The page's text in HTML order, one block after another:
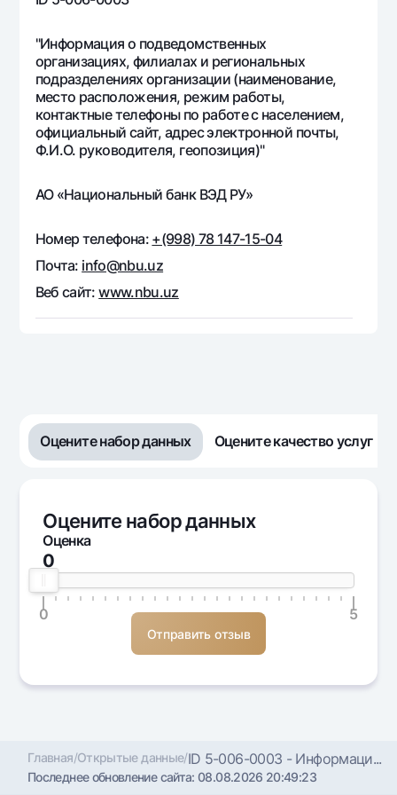
Согласие на обработку персональных данных
Следите за нами в соцсетях
Контакт-центр
+998 78 148-00-101344
"Информация о подведомственных
организациях, филиалах и региональных
подразделениях организации (наименование,
место расположения, режим работы,
контактные телефоны по работе с населением,
официальный сайт, адрес электронной почты,
Ф.И.О. руководителя, геопозиция)"
АО «Национальный банк ВЭД РУ»
Номер телефона: +(998) 78 147-15-04
Почта: info@nbu.uz
Веб сайт:www.nbu.uz
Оцените набор данных Оцените качество услуг
Оцените набор данных
Оценка
0
0 5
Главная/Открытые данные/ID 5-006-0003 - Информаци...
Последнее обновление сайта:08.08.2026 20:49:23